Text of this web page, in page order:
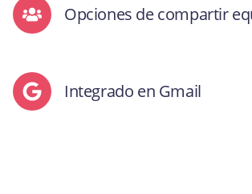
Opciones de compartir
Integrado en Gmail